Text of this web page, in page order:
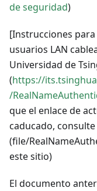
de seguridad)
[Instrucciones
usuarios LAN
Universidad de
(https://
/
que el enlace de
caducado,
(file/
este sitio)
El documento